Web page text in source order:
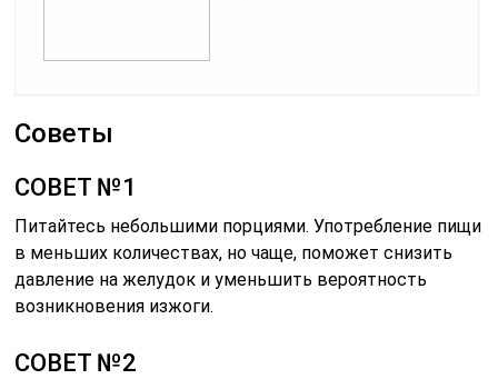
Советы
СОВЕТ №1
Питайтесь небольшими порциями. Употребление пищи
в меньших количествах, но чаще, поможет снизить
давление на желудок и уменьшить вероятность
возникновения изжоги.
СОВЕТ №2